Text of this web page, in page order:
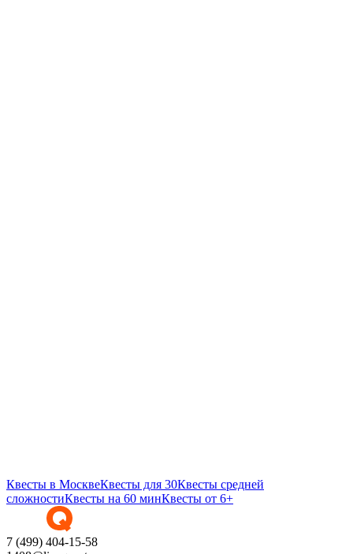
Квесты в МосквеКвесты для 30Квесты средней
сложностиКвесты на 60 минКвесты от 6+
7 (499) 404-15-58